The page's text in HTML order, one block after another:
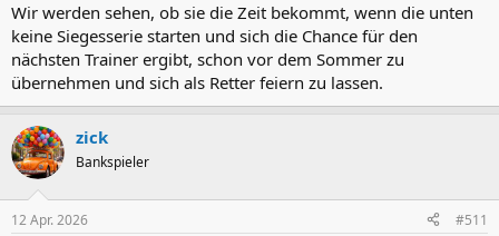
Wir werden sehen, ob sie die Zeit bekommt, wenn die unten
keine Siegesserie starten und sich die Chance für den
nächsten Trainer ergibt, schon vor dem Sommer zu
übernehmen und sich als Retter feiern zu lassen.
zick
Bankspieler
12 Apr. 2026 #511